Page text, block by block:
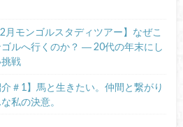
月モンゴルスタディツアー】なぜこ
ルへ行くのか？ ― 20代の年末にし
戦
介＃1】馬と生きたい。仲間と繋がり
私の決意。